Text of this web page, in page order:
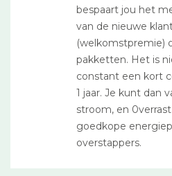
bespaart jou het
van de nieuwe
(welkomstpremie)
pakketten. Het is
constant een kort
1 jaar. Je kunt dan
stroom, en
goedkope
overstappers.